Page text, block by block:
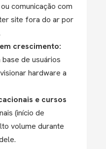
comunicação com
site fora do ar por
crescimento:
de usuários
hardware a
e cursos
(início de
volume durante